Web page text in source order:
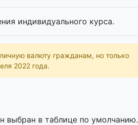
индивидуального курса.
валюту гражданам, но только
2022 года.
выбран в таблице по умолчанию.